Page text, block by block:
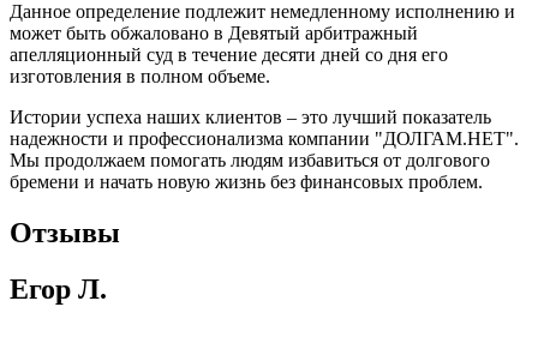
Данное определение подлежит немедленному исполнению и
может быть обжаловано в Девятый арбитражный
апелляционный суд в течение десяти дней со дня его
изготовления в полном объеме.
Истории успеха наших клиентов – это лучший показатель
надежности и профессионализма компании "ДОЛГАМ.НЕТ".
Мы продолжаем помогать людям избавиться от долгового
бремени и начать новую жизнь без финансовых проблем.
Отзывы
Егор Л.